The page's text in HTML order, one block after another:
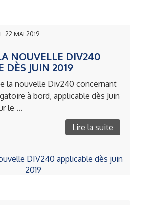
22 MAI 2019
NOUVELLE DIV240
DÈS JUIN 2019
la nouvelle Div240 concernant
à bord, applicable dès Juin
le ...
Lire la suite